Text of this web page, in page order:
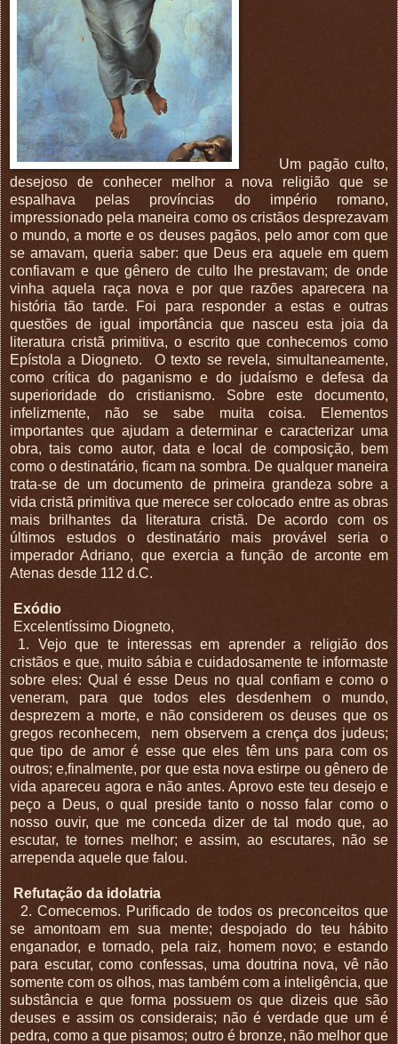
Um pagão culto,
desejoso de conhecer melhor a nova religião que se
espalhava pelas províncias do império romano,
impressionado pela maneira como os cristãos desprezavam
o mundo, a morte e os deuses pagãos, pelo amor com que
se amavam, queria saber: que Deus era aquele em quem
confiavam e que gênero de culto lhe prestavam; de onde
vinha aquela raça nova e por que razões aparecera na
história tão tarde. Foi para responder a estas e outras
questões de igual importância que nasceu esta joia da
literatura cristã primitiva, o escrito que conhecemos como
Epístola a Diogneto.
O texto se revela, simultaneamente,
como crítica do paganismo e do judaísmo e defesa da
superioridade do cristianismo. Sobre este documento,
infelizmente, não se sabe muita coisa. Elementos
importantes que ajudam a determinar e caracterizar uma
obra, tais como autor, data e local de composição, bem
como o destinatário, ficam na sombra. De qualquer maneira
trata-se de um documento de primeira grandeza sobre a
vida cristã primitiva que merece ser colocado entre as obras
mais brilhantes da literatura cristã. De acordo com os
últimos estudos o destinatário mais provável seria o
imperador Adriano, que exercia a função de arconte em
Atenas desde 112 d.C.
Exódio
Excelentíssimo Diogneto,
1. Vejo que te interessas em aprender a religião dos
cristãos e que, muito sábia e cuidadosamente te informaste
sobre eles: Qual é esse Deus no qual confiam e como o
veneram, para que todos eles desdenhem o mundo,
desprezem a morte, e não considerem os deuses que os
gregos reconhecem,
nem observem a crença dos judeus;
que tipo de amor é esse que eles têm uns para com os
outros; e,finalmente, por que esta nova estirpe ou gênero de
vida apareceu agora e não antes. Aprovo este teu desejo e
peço a Deus, o qual preside tanto o nosso falar como o
nosso ouvir, que me conceda dizer de tal modo que, ao
escutar, te tornes melhor; e assim, ao escutares, não se
arrependa aquele que falou.
Refutação da idolatria
2. Comecemos. Purificado de todos os preconceitos que
se amontoam em sua mente; despojado do teu hábito
enganador, e tornado, pela raiz, homem novo; e estando
para escutar, como confessas, uma doutrina nova, vê não
somente com os olhos, mas também com a inteligência, que
substância e que forma possuem os que dizeis que são
deuses e assim os considerais; não é verdade que um é
pedra, como a que pisamos; outro é bronze, não melhor que